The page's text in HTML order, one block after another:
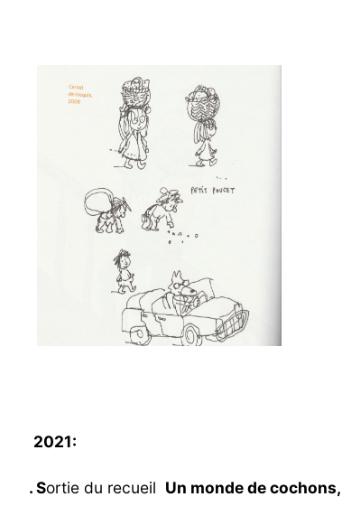
2021:
. Sortie du recueil Un monde de cochons,